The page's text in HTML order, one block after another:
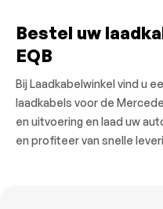
Bestel uw
EQB
Bij Laadkabelwinkel vind u
laadkabels voor de
en uitvoering en laad uw
en profiteer van snelle